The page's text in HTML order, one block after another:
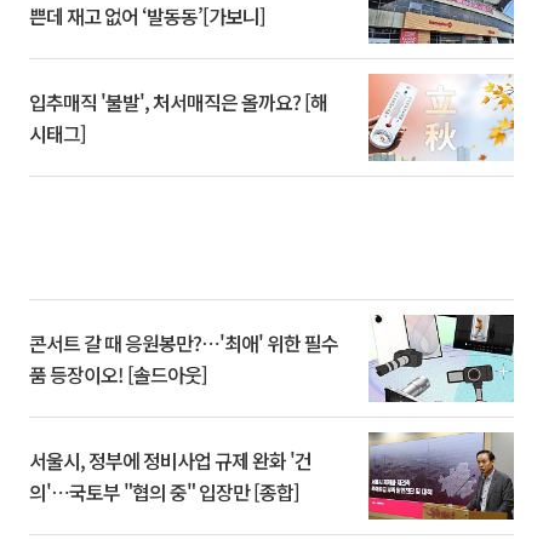
쁜데 재고 없어 ‘발동동’[가보니]
입추매직 '불발', 처서매직은 올까요? [해
시태그]
콘서트 갈 때 응원봉만?⋯'최애' 위한 필수
품 등장이오! [솔드아웃]
서울시, 정부에 정비사업 규제 완화 '건
의'⋯국토부 "협의 중" 입장만 [종합]